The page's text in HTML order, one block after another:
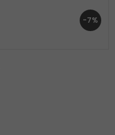
-7%